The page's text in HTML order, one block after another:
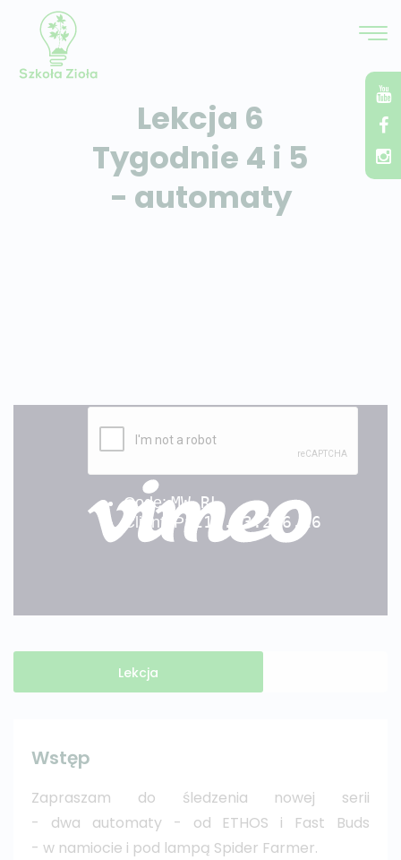
Lekcja 6
Tygodnie 4 i 5
- automaty
Lekcja
Wstęp
Zapraszam do śledzenia nowej serii
- dwa automaty - od ETHOS i Fast Buds
- w namiocie i pod lampą Spider Farmer.